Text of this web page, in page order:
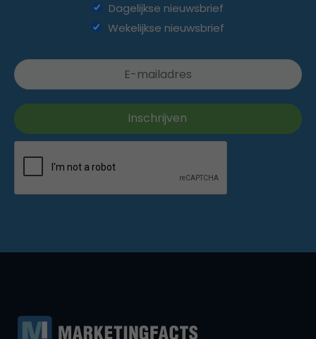
Dagelijkse nieuwsbrief
Wekelijkse nieuwsbrief